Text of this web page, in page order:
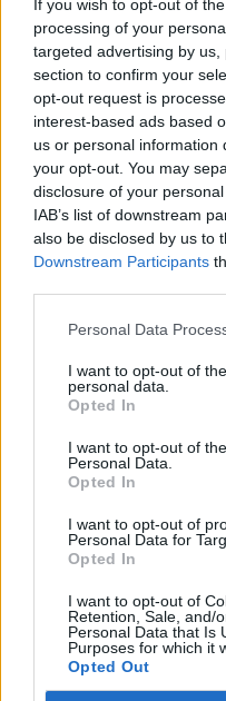
If you wish to opt-out of
processing of your
targeted advertising by
section to confirm your
opt-out request is
interest-based ads based
us or personal information
your opt-out. You may
disclosure of your
IAB’s list of downstream
also be disclosed by us to
Downstream Participants
Personal Data
I want to opt-out of
personal data.
Opted In
I want to opt-out of
Personal Data.
Opted In
I want to opt-out of
Personal Data for
Opted In
I want to opt-out of
Retention, Sale, and/
Personal Data that Is
Purposes for which it
Opted Out
vlonjatë t’ja “hidhnin”
radarit
EMRAT/ “Syri” në “Gjirin e
Arushës” pikasi 1 ton
“mall”, kush janë skafistët
shqiptarë dhe ukrainas që
Shtuarmë31.07.2023